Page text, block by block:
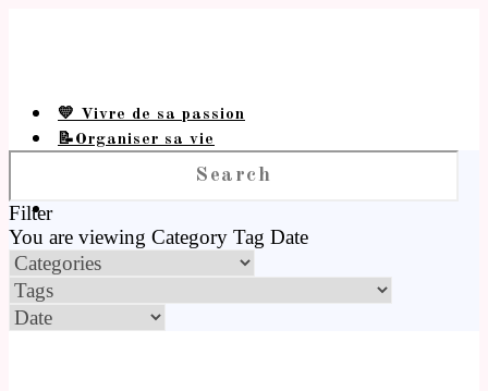
💛 Vivre de sa passion
📝Organiser sa vie
Filter
You are viewing Category Tag Date